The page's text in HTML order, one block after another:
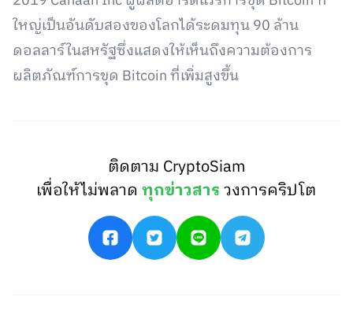
ใหญ่เป็นอันดับสองของโลกได้ระดมทุน 90 ล้าน
ดอลลาร์ในสหรัฐซึ่งแสดงให้เห็นถึงความต้องการ
ผลิตภัณฑ์การขุด Bitcoin ที่เพิ่มสูงขึ้น
ติดตาม CryptoSiam
เพื่อให้ไม่พลาดทุกข่าวสารวงการคริปโต